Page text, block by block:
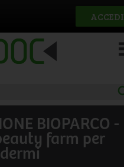
ACCEDI
BIOPARCO -
farm per